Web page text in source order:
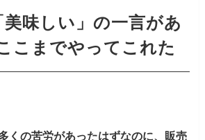
美味しい」の一言があ
こまでやってこれた
くの苦労があったはずなのに、販売